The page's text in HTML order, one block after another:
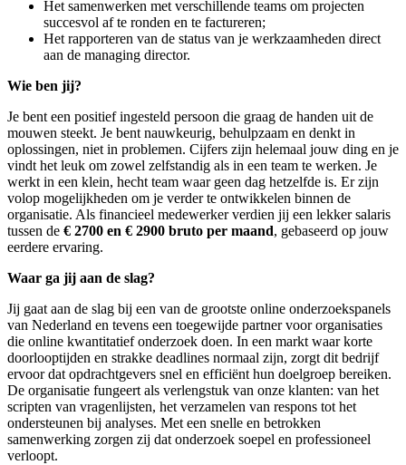
Het samenwerken met verschillende teams om projecten
succesvol af te ronden en te factureren;
Het rapporteren van de status van je werkzaamheden direct
aan de managing director.
Wie ben jij?
Je bent een positief ingesteld persoon die graag de handen uit de
mouwen steekt. Je bent nauwkeurig, behulpzaam en denkt in
oplossingen, niet in problemen. Cijfers zijn helemaal jouw ding en je
vindt het leuk om zowel zelfstandig als in een team te werken. Je
werkt in een klein, hecht team waar geen dag hetzelfde is. Er zijn
volop mogelijkheden om je verder te ontwikkelen binnen de
organisatie. Als financieel medewerker verdien jij een lekker salaris
tussen de € 2700 en € 2900 bruto per maand, gebaseerd op jouw
eerdere ervaring.
Waar ga jij aan de slag?
Jij gaat aan de slag bij een van de grootste online onderzoekspanels
van Nederland en tevens een toegewijde partner voor organisaties
die online kwantitatief onderzoek doen. In een markt waar korte
doorlooptijden en strakke deadlines normaal zijn, zorgt dit bedrijf
ervoor dat opdrachtgevers snel en efficiënt hun doelgroep bereiken.
De organisatie fungeert als verlengstuk van onze klanten: van het
scripten van vragenlijsten, het verzamelen van respons tot het
ondersteunen bij analyses. Met een snelle en betrokken
samenwerking zorgen zij dat onderzoek soepel en professioneel
verloopt.